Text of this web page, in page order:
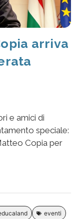
arriva
e amici di
speciale:
Copia per
eventi